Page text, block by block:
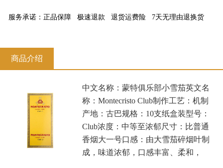
服务承诺： 正品保障 极速退款 退货运费险 7天无理由退换货
商品介绍
中文名称：蒙特俱乐部小雪茄英文名
称：Montecristo Club制作工艺：机制
产地：古巴规格：10支纸盒装型号：
Club浓度：中等至浓郁尺寸：比普通
香烟大一号口感：由大雪茄碎烟叶制
成，味道浓郁，口感丰富、柔和，